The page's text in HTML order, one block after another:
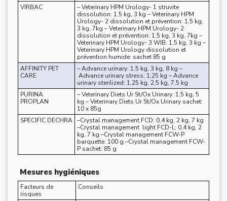
VIRBAC
– Veterinary HPM Urology- 1 struvite
dissolution: 1,5 kg, 3 kg – Veterinary HPM
Urology- 2 dissolution et prévention: 1,5 kg,
3 kg, 7kg – Veterinary HPM Urology- 2
dissolution et prévention: 1,5 kg, 3 kg, 7kg –
Veterinary HPM Urology- 3 WIB: 1,5 kg, 3 kg –
Veterinary HPM Urology dissolution et
prévention humide: sachet 85 g
AFFINITY PET
CARE
– Advance urinary: 1,5 kg, 3 kg, 8 kg –
Advance urinary stress: 1,25 kg – Advance
urinary sterilized: 1,25 kg, 2,5 kg, 7,5 kg
PURINA
PROPLAN
– Veterinary Diets Ur St/Ox Urinary: 1,5 kg, 5
kg – Veterinary Diets Ur St/Ox Urinary sachet:
10 x 85g
SPECIFIC DECHRA –Crystal management FCD: 0,4 kg, 2 kg, 7 kg
–Crystal management light FCD-L: 0,4 kg, 2
kg, 7 kg –Crystal management FCW-P
barquette: 100 g –Crystal management FCW-
P sachet: 85 g
Mesures hygiéniques
Facteurs de
risques
Conseils